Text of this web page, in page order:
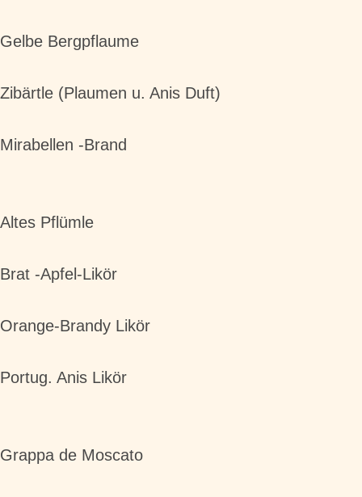
Gelbe Bergpflaume
Zibärtle (Plaumen u. Anis Duft)
Mirabellen -Brand
Altes Pflümle
Brat -Apfel-Likör
Orange-Brandy Likör
Portug. Anis Likör
Grappa de Moscato